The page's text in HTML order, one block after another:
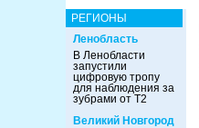
РЕГИОНЫ
Ленобласть
В Ленобласти
запустили
цифровую тропу
для наблюдения за
зубрами от Т2
Великий Новгород